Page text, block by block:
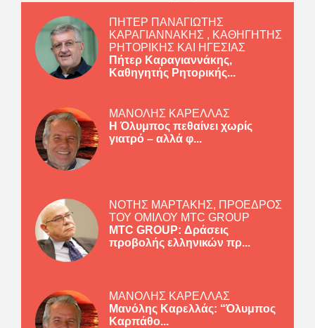
ΠΗΤΕΡ ΠΑΝΑΓΙΩΤΗΣ
ΚΑΡΑΓΙΑΝΝΑΚΗΣ , ΚΑΘΗΓΗΤΗΣ
ΡΗΤΟΡΙΚΗΣ ΚΑΙ ΗΓΕΣΙΑΣ
Πήτερ Καραγιαννάκης,
Καθηγητής Ρητορικής...
ΜΑΝΟΛΗΣ ΚΑΡΕΛΛΑΣ
Η Όλυμπος πεθαίνει χωρίς
γιατρό – αλλά φ...
ΝΟΤΗΣ ΜΑΡΤΑΚΗΣ, ΠΡΟΕΔΡΟΣ
ΤΟΥ ΟΜΙΛΟΥ MTC GROUP
MTC GROUP: Δράσεις
προβολής ελληνικών πρ...
ΜΑΝΟΛΗΣ ΚΑΡΕΛΛΑΣ
Μανόλης Καρελλάς: “Όλυμπος
Καρπάθο...